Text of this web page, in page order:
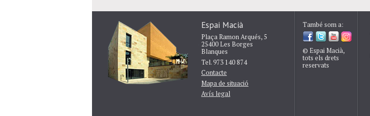
Espai Macià
Plaça Ramon Arqués, 5
25400 Les Borges
Blanques
Tel. 973 140 874
Contacte
Mapa de situació
Avís legal
També som a:
© Espai Macià,
tots els drets
reservats